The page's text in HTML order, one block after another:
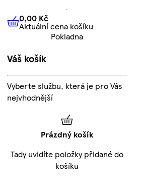
0,00 KčAktuální cena košíku
0,00 Kč
Aktuální cena košíku
Pokladna
Váš košík
Vyberte službu, která je pro Vás
nejvhodnější
Prázdný košík
Tady uvidíte položky přidané do
košíku